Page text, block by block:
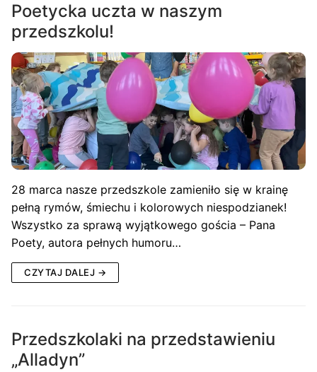
Poetycka uczta w naszym
przedszkolu!
28 marca nasze przedszkole zamieniło się w krainę
pełną rymów, śmiechu i kolorowych niespodzianek!
Wszystko za sprawą wyjątkowego gościa – Pana
Poety, autora pełnych humoru…
CZYTAJ DALEJ →
Przedszkolaki na przedstawieniu
„Alladyn”